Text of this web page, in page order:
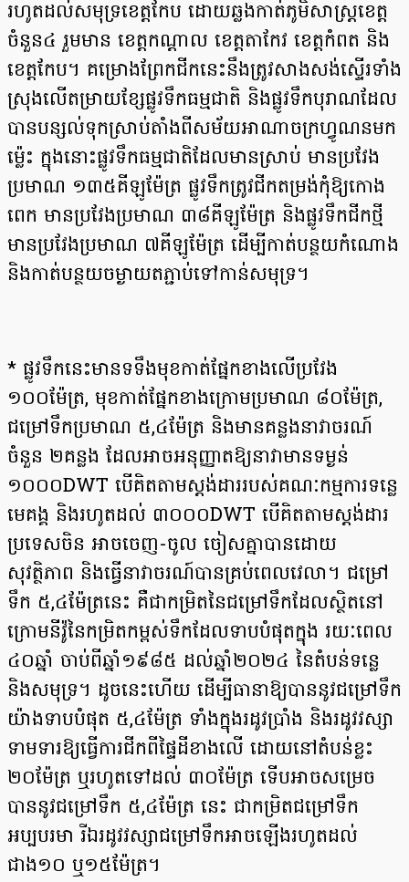
រហូតដល់សមុទ្រខេត្តកែប ដោយឆ្លងកាត់ភូមិសាស្រ្តខេត្ត
ចំនួន៤ រួមមាន ខេត្តកណ្តាល ខេត្តតាកែវ ខេត្តកំពត និង
ខេត្តកែប។ គម្រោងព្រែកជីកនេះនឹងត្រូវសាងសង់ស្ទើរទាំង
ស្រុងលើតម្រាយខ្សែផ្លូវទឹកធម្មជាតិ និងផ្លូវទឹក​បុរាណដែល
បានបន្សល់ទុកស្រាប់តាំងពីសម័យអាណាចក្រហ្វូណនមក
ម្ល៉េះ ក្នុងនោះផ្លូវទឹក​ធម្មជាតិដែល​មាន​ស្រាប់ មានប្រវែង
ប្រមាណ ១៣៥គីឡូម៉ែត្រ ផ្លូវទឹកត្រូវជីកតម្រង់កុំឱ្យកោង
ពេក មានប្រវែងប្រមាណ ៣៨​គីឡូ​ម៉ែត្រ និងផ្លូវទឹកជីកថ្មី
មានប្រវែងប្រមាណ ៧គីឡូម៉ែត្រ ដើម្បីកាត់បន្ថយកំណោង
និងកាត់បន្ថយ​ចម្ងាយ​តភ្ជាប់​ទៅកាន់សមុទ្រ។
* ផ្លូវទឹកនេះមានទទឹងមុខកាត់ផ្នែកខាងលើប្រវែង
១០០ម៉ែត្រ, មុខកាត់ផ្នែកខាងក្រោមប្រមាណ ៨០ម៉ែត្រ,
ជម្រៅ​ទឹកប្រមាណ ៥,៤ម៉ែត្រ និងមានគន្លងនាវាចរណ៍
ចំនួន ២គន្លង ដែលអាចអនុញ្ញាតឱ្យនាវាមានទម្ងន់
១០០០DWT បើគិតតាមស្តង់ដាររបស់គណៈកម្មការទន្លេ
មេគង្គ និងរហូតដល់ ៣០០០DWT បើគិតតាមស្តង់​ដារ
ប្រទេសចិន អាចចេញ-ចូល ចៀសគ្នាបានដោយ
សុវត្ថិភាព និងធ្វើនាវាចរណ៍បានគ្រប់ពេលវេលា។ ជម្រៅ​
ទឹក ៥,៤ម៉ែត្រនេះ គឺជាកម្រិតនៃជម្រៅទឹកដែលស្ថិតនៅ
ក្រោមនីវ៉ូនៃកម្រិតកម្ពស់ទឹកដែលទាបបំផុតក្នុង រយៈពេល
៤០ឆ្នាំ ចាប់ពីឆ្នាំ១៩៨៥ ដល់ឆ្នាំ២០២៤ នៃតំបន់ទន្លេ
និងសមុទ្រ។ ដូចនេះហើយ ដើម្បីធានាឱ្យ​បាន​នូវជម្រៅទឹក
យ៉ាងទាបបំផុត ៥,៤ម៉ែត្រ ទាំងក្នុងរដូវប្រាំង និងរដូវវស្សា
ទាមទារឱ្យធ្វើការជីកពីផ្ទៃដីខាងលើ ដោយនៅតំបន់ខ្លះ
២០ម៉ែត្រ ឬរហូតទៅដល់ ៣០ម៉ែត្រ ទើបអាចសម្រេច
បាននូវជម្រៅទឹក ៥,៤ម៉ែត្រ នេះ ជាកម្រិតជម្រៅទឹក
អប្បបរមា រីឯរដូវវស្សាជម្រៅទឹកអាចឡើងរហូតដល់
ជាង១០ ឬ១៥ម៉ែត្រ។